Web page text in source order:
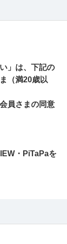
」は、下記の
（満20歳以
員さまの同意
・PiTaPaを